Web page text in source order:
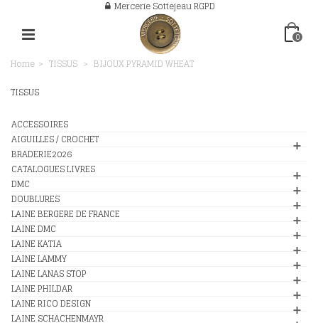
Mercerie Sottejeau RGPD
0
Home > TISSUS > BIJOUX PYRAMID WHEAT
TISSUS
ACCESSOIRES
AIGUILLES / CROCHET
BRADERIE2026
CATALOGUES LIVRES
DMC
DOUBLURES
LAINE BERGERE DE FRANCE
LAINE DMC
LAINE KATIA
LAINE LAMMY
LAINE LANAS STOP
LAINE PHILDAR
LAINE RICO DESIGN
LAINE SCHACHENMAYR